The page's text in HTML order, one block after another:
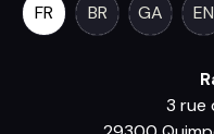
FR
BR GA EN
3 rue